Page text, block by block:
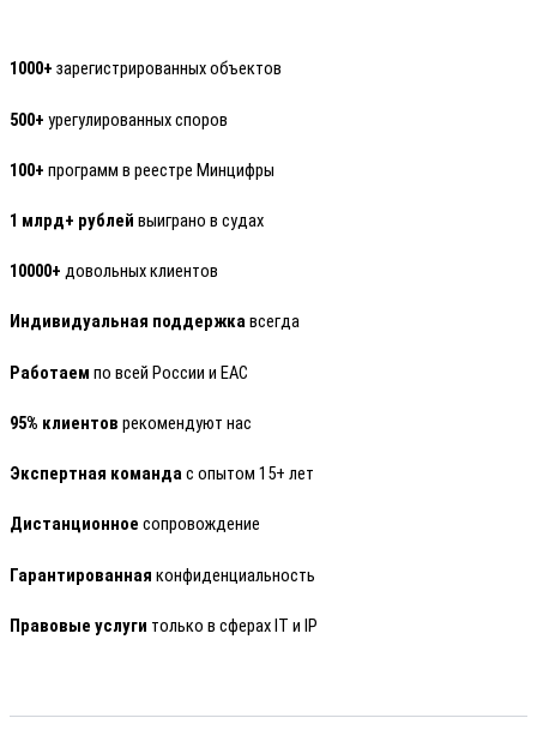
1000+ зарегистрированных объектов
500+ урегулированных споров
100+ программ в реестре Минцифры
1 млрд+ рублей выиграно в судах
10000+ довольных клиентов
Индивидуальная поддержкавсегда
Работаем по всей России и ЕАС
95% клиентов рекомендуют нас
Экспертная командас опытом 15+ лет
Дистанционное сопровождение
Гарантированная конфиденциальность
Правовые услуги только в сферах IT и IP